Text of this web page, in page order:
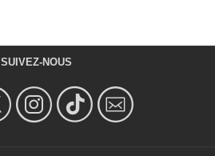
SUIVEZ-NOUS